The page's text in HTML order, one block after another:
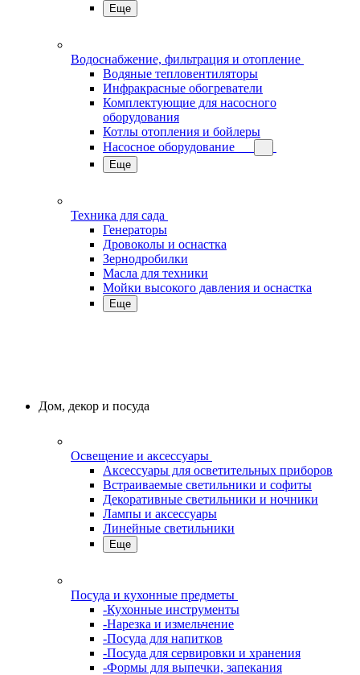
Еще
Водоснабжение, фильтрация и отопление
Водяные тепловентиляторы
Инфракрасные обогреватели
Комплектующие для насосного
оборудования
Котлы отопления и бойлеры
Насосное оборудование
Еще
Техника для сада
Генераторы
Дровоколы и оснастка
Зернодробилки
Масла для техники
Мойки высокого давления и оснастка
Еще
Дом, декор и посуда
Освещение и аксессуары
Аксессуары для осветительных приборов
Встраиваемые светильники и софиты
Декоративные светильники и ночники
Лампы и аксессуары
Линейные светильники
Еще
Посуда и кухонные предметы
-Кухонные инструменты
-Нарезка и измельчение
-Посуда для напитков
-Посуда для сервировки и хранения
-Формы для выпечки, запекания